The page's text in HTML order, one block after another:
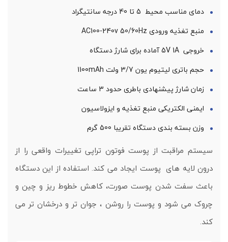
دمای مناسب محیط 5 تا 40 درجه سانتیگراد
منبع تغذیه ورودی AC100-240v 50/60Hz
خروجی 5V 1A آماده برای شارژ دستگاه
حجم باتری لیتیوم یون 3/7 ولت 1100mAh
زمان شارژ پیشنهادی باطری حدود 3 ساعت
ایمنی الکتریکی منبع تغذیه و ایزولاسیون
وزن بسته بندی دستگاه تقریبا 500 گرم
سیستم مراقبت از پوست فوتون تراپی تغییرات واقعی را از
درون لایه های پوست ایجاد می کند. استفاده از این دستگاه
باعث سفت شدن پوست صورت، کاهش خطوط ریز و چین و
چروک می شود و پوست را روشن ، جوان تر و درخشان تر می
کند.